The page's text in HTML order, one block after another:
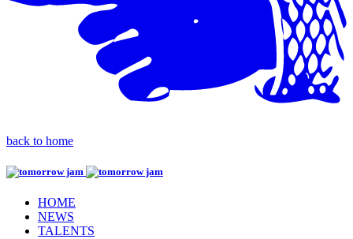
back to home
HOME
NEWS
TALENTS